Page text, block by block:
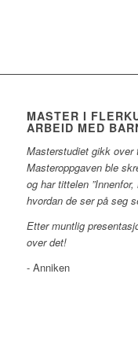
MASTER I
ARBEID MED
Masterstudiet gikk over
Masteroppgaven ble
og har tittelen
hvordan de ser på seg
Etter muntlig
over det!
- Anniken